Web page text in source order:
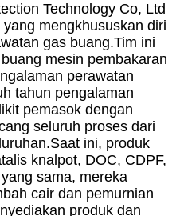
Technology Co, Ltd
mengkhususkan diri
gas buang.Tim ini
mesin pembakaran
perawatan
tahun pengalaman
pemasok dengan
seluruh proses dari
ini, produk
knalpot, DOC, CDPF,
sama, mereka
cair dan pemurnian
produk dan